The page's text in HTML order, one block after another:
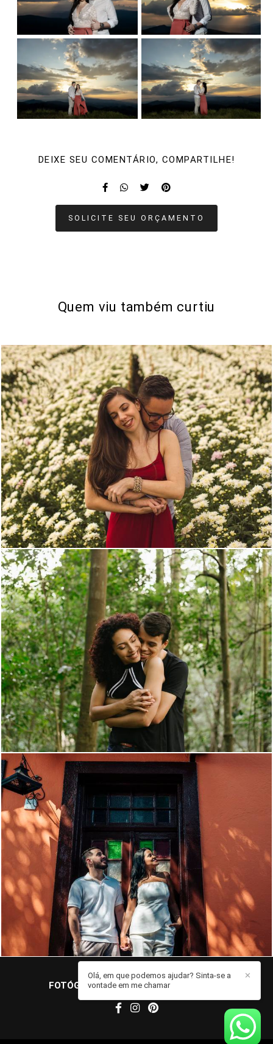
DEIXE SEU COMENTÁRIO, COMPARTILHE!
SOLICITE SEU ORÇAMENTO
Quem viu também curtiu
2552 194
2181 88
876 26
FOTÓGRAFO JOHN EDGARD
✕
Olá, em que podemos ajudar? Sinta-se a
vontade em me chamar